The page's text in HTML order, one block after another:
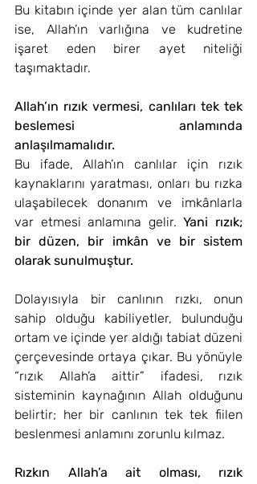
Bu kitabın içinde yer alan tüm canlılar
ise, Allah’ın varlığına ve kudretine
işaret eden birer ayet niteliği
taşımaktadır.
Allah’ın rızık vermesi, canlıları tek tek
beslemesi anlamında
anlaşılmamalıdır.
Bu ifade, Allah’ın canlılar için rızık
kaynaklarını yaratması, onları bu rızka
ulaşabilecek donanım ve imkânlarla
var etmesi anlamına gelir. Yani rızık;
bir düzen, bir imkân ve bir sistem
olarak sunulmuştur.
Dolayısıyla bir canlının rızkı, onun
sahip olduğu kabiliyetler, bulunduğu
ortam ve içinde yer aldığı tabiat düzeni
çerçevesinde ortaya çıkar. Bu yönüyle
“rızık Allah’a aittir” ifadesi, rızık
sisteminin kaynağının Allah olduğunu
belirtir; her bir canlının tek tek fiilen
beslenmesi anlamını zorunlu kılmaz.
Rızkın Allah’a ait olması, rızık